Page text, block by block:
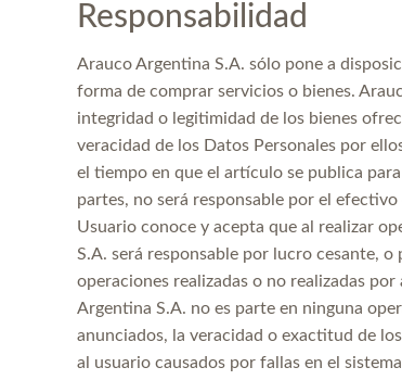
Responsabilidad
Arauco Argentina S.A. sólo pone a
forma de comprar servicios o bienes.
integridad o legitimidad de los bienes
veracidad de los Datos Personales por
el tiempo en que el artículo se publica
partes, no será responsable por el
Usuario conoce y acepta que al realizar
S.A. será responsable por lucro cesante,
operaciones realizadas o no realizadas
Argentina S.A. no es parte en ninguna
anunciados, la veracidad o exactitud de
al usuario causados por fallas en el